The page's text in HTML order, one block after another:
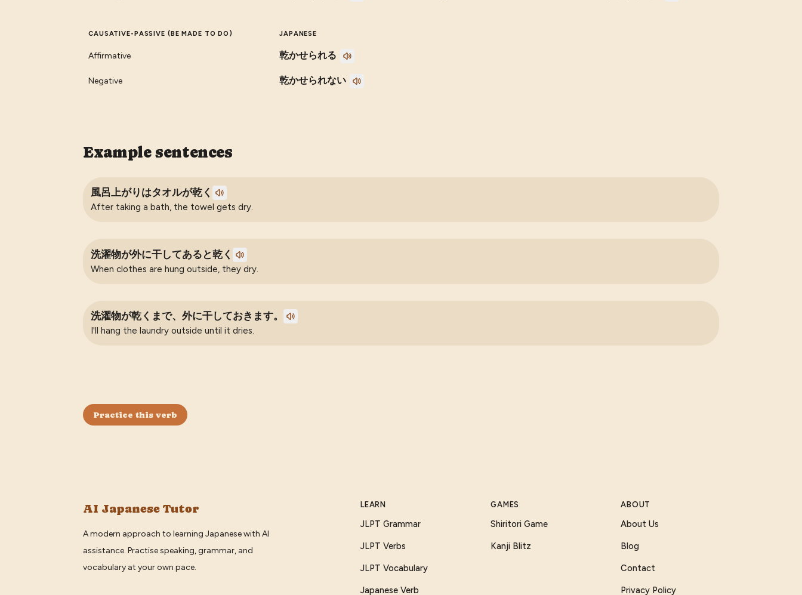
CAUSATIVE-PASSIVE (BE MADE TO DO) JAPANESE
Affirmative 乾かせられる
Negative 乾かせられない
Example sentences
風呂上がりはタオルが乾く
After taking a bath, the towel gets dry.
洗濯物が外に干してあると乾く
When clothes are hung outside, they dry.
洗濯物が乾くまで、外に干しておきます。
I'll hang the laundry outside until it dries.
Practice this verb
AI Japanese Tutor
A modern approach to learning Japanese with AI
assistance. Practise speaking, grammar, and
vocabulary at your own pace.
LEARN
JLPT Grammar
JLPT Verbs
JLPT Vocabulary
Japanese Verb
GAMES
Shiritori Game
Kanji Blitz
ABOUT
About Us
Blog
Contact
Privacy Policy